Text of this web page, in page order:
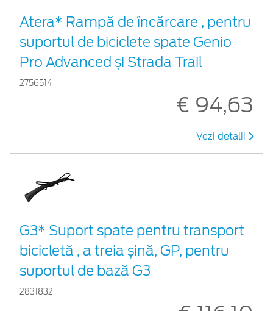
Atera* Rampă de încărcare , pentru
suportul de biciclete spate Genio
Pro Advanced și Strada Trail
2756514
€ 94,63
Vezi detalii
G3* Suport spate pentru transport
bicicletă , a treia șină, GP, pentru
suportul de bază G3
2831832